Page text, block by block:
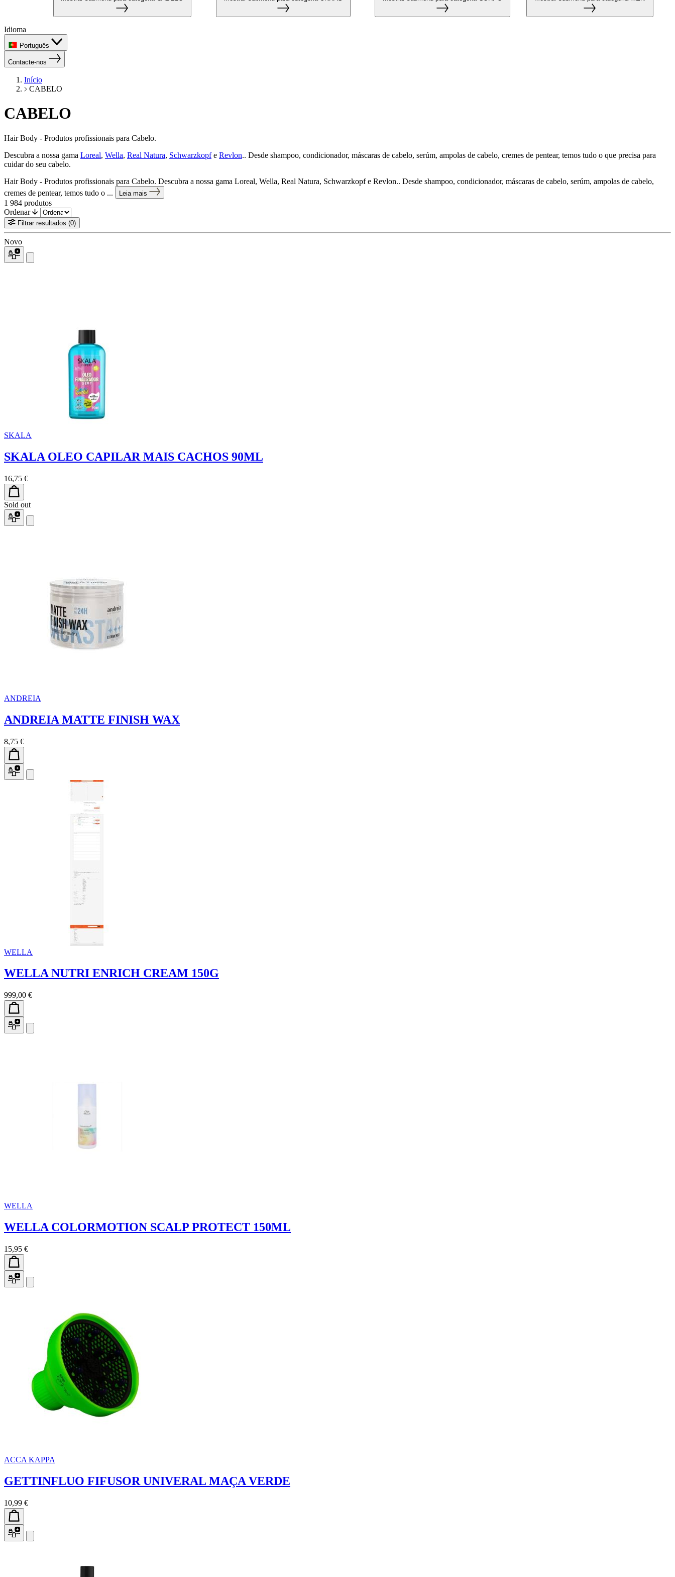
Idioma
Português
Contacte-nos
Início
CABELO
CABELO
Hair Body - Produtos profissionais para Cabelo.
Descubra a nossa gama Loreal, Wella, Real Natura, Schwarzkopfe Revlon.. Desde shampoo, condicionador, máscaras de cabelo, serúm, ampolas de cabelo, cremes de pentear, temos tudo o que precisa para
cuidar do seu cabelo.
Hair Body - Produtos profissionais para Cabelo. Descubra a nossa gama Loreal, Wella, Real Natura, Schwarzkopf e Revlon.. Desde shampoo, condicionador, máscaras de cabelo, serúm, ampolas de cabelo,
cremes de pentear, temos tudo o ...
Leia mais
1 984 produtos
Ordenar
Filtrar resultados (0)
Novo
SKALA
SKALA OLEO CAPILAR MAIS CACHOS 90ML
16,75 €
Sold out
ANDREIA
ANDREIA MATTE FINISH WAX
8,75 €
WELLA
WELLA NUTRI ENRICH CREAM 150G
999,00 €
WELLA
WELLA COLORMOTION SCALP PROTECT 150ML
15,95 €
ACCA KAPPA
GETTINFLUO FIFUSOR UNIVERAL MAÇA VERDE
10,99 €